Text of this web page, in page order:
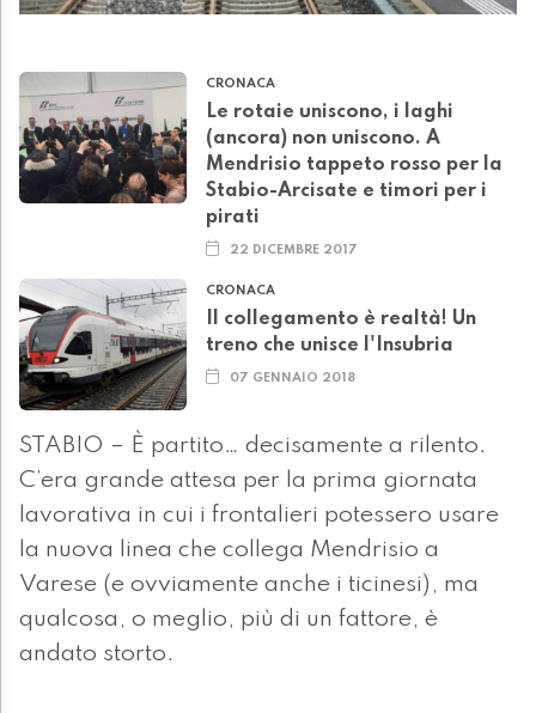
CRONACA
Le rotaie uniscono, i laghi
(ancora) non uniscono. A
Mendrisio tappeto rosso per la
Stabio-Arcisate e timori per i
pirati
22 DICEMBRE 2017
CRONACA
Il collegamento è realtà! Un
treno che unisce l'Insubria
07 GENNAIO 2018
STABIO – È partito… decisamente a rilento.
C’era grande attesa per la prima giornata
lavorativa in cui i frontalieri potessero usare
la nuova linea che collega Mendrisio a
Varese (e ovviamente anche i ticinesi), ma
qualcosa, o meglio, più di un fattore, è
andato storto.